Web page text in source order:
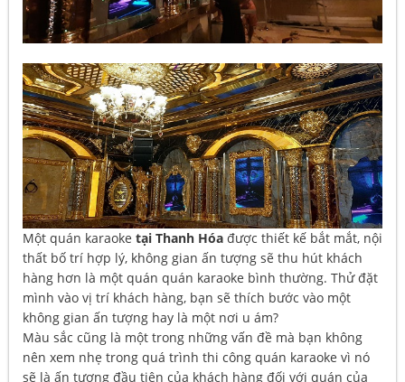
Một quán karaoke tại Thanh Hóa được thiết kế bắt mắt, nội
thất bố trí hợp lý, không gian ấn tượng sẽ thu hút khách
hàng hơn là một quán quán karaoke bình thường. Thử đặt
mình vào vị trí khách hàng, bạn sẽ thích bước vào một
không gian ấn tượng hay là một nơi u ám?
Màu sắc cũng là một trong những vấn đề mà bạn không
nên xem nhẹ trong quá trình thi công quán karaoke vì nó
sẽ là ấn tượng đầu tiên của khách hàng đối với quán của